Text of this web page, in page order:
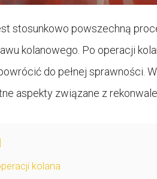
stosunkowo powszechną
kolanowego. Po operacji
do pełnej sprawności.
aspekty związane z
kolana